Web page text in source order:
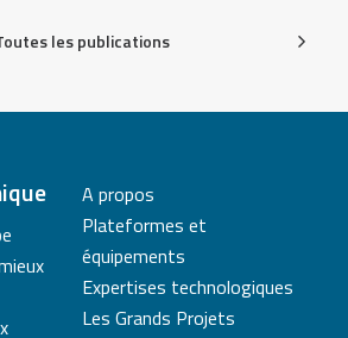
les publications
A propos
Plateformes et
équipements
Expertises technologiques
Les Grands Projets